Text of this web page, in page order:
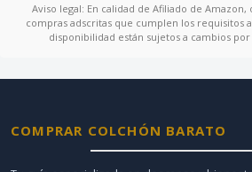
Aviso legal: En calidad de Afiliado de
compras adscritas que cumplen los requisitos
disponibilidad están sujetos a cambios
COMPRAR COLCHÓN BARATO